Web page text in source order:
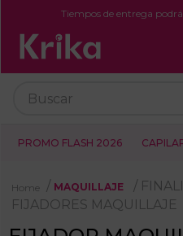
Tiempos de entrega
PROMO FLASH 2026
MAQUILLAJE
FIJADORES MAQUILLAJE